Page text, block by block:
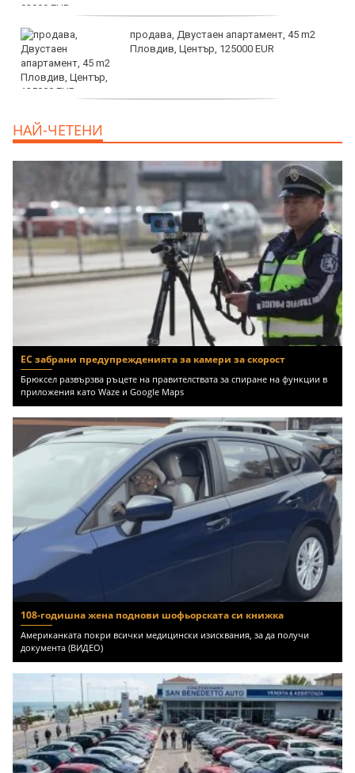
продава, Двустаен апартамент, 45 m2
Пловдив, Център, 125000 EUR
НАЙ-ЧЕТЕНИ
ЕС забрани предупрежденията за камери за скорост
Брюксел развързва ръцете на правителствата за спиране на функции в
приложения като Waze и Google Maps
108-годишна жена поднови шофьорската си книжка
Американката покри всички медицински изисквания, за да получи
документа (ВИДЕО)